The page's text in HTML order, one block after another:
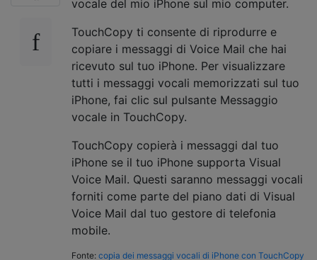
vocale del mio iPhone sul mio computer.
TouchCopy ti consente di riprodurre e
copiare i messaggi di Voice Mail che hai
ricevuto sul tuo iPhone. Per visualizzare
tutti i messaggi vocali memorizzati sul tuo
iPhone, fai clic sul pulsante Messaggio
vocale in TouchCopy.
TouchCopy copierà i messaggi dal tuo
iPhone se il tuo iPhone supporta Visual
Voice Mail. Questi saranno messaggi vocali
forniti come parte del piano dati di Visual
Voice Mail dal tuo gestore di telefonia
mobile.
Fonte: copia dei messaggi vocali di iPhone con TouchCopy